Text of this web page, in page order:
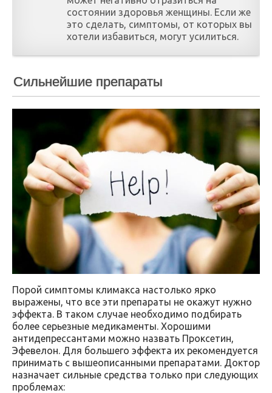
состоянии здоровья женщины. Если же
это сделать, симптомы, от которых вы
хотели избавиться, могут усилиться.
Сильнейшие препараты
Порой симптомы климакса настолько ярко
выражены, что все эти препараты не окажут нужно
эффекта. В таком случае необходимо подбирать
более серьезные медикаменты. Хорошими
антидепрессантами можно назвать Проксетин,
Эфевелон. Для большего эффекта их рекомендуется
принимать с вышеописанными препаратами. Доктор
назначает сильные средства только при следующих
проблемах: